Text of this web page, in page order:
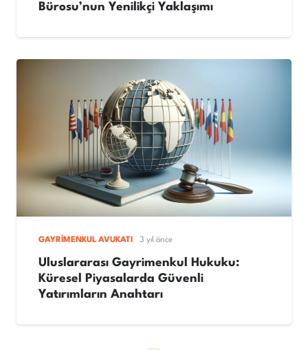
Bürosu’nun Yenilikçi Yaklaşımı
GAYRIMENKUL AVUKATI 3 yıl önce
Uluslararası Gayrimenkul Hukuku:
Küresel Piyasalarda Güvenli
Yatırımların Anahtarı